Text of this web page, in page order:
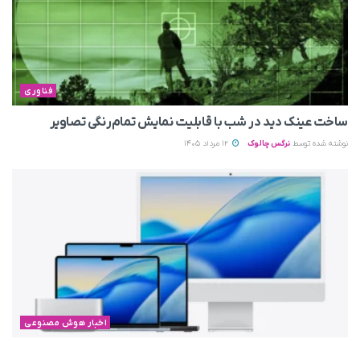
فناوری
ساخت عینک دید در شب با قابلیت نمایش تمام‌رنگی تصاویر
نوشته شده توسط نرگس چالوک
اخبار هوش مصنوعی